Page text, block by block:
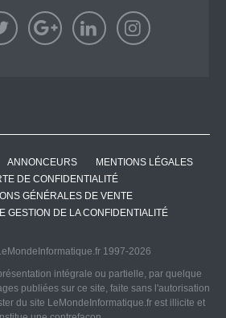
ANNONCEURS
MENTIONS LÉGALES
DE CONFIDENTIALITÉ
GÉNÉRALES DE VENTE
GESTION DE LA CONFIDENTIALITÉ
1997-2026
intégrale ou partielle, par quelque
publiées sur ce site, faite sans l'autorisation
du site LeMondeInformatique.fr est illicite et